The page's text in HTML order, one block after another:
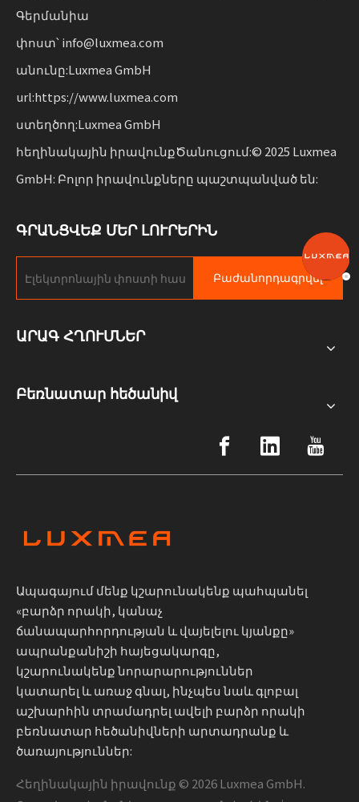
Գերմանիա
փոստ՝ info@luxmea.com
անունը:Luxmea GmbH
url:https://www.luxmea.com
ստեղծող:Luxmea GmbH
հեղինակային իրավունքԾանուցում:© 2025 Luxmea
GmbH: Բոլոր իրավունքները պաշտպանված են:
ԳՐԱՆՑՎԵՔ ՄԵՐ ԼՈՒՐԵՐԻՆ
Բաժանորդագրվել
ԱՐԱԳ ՀՂՈՒՄՆԵՐ
Բեռնատար հեծանիվ
Ապագայում մենք կշարունակենք պահպանել
«բարձր որակի, կանաչ
ճանապարհորդության և վայելելու կյանքը»
ապրանքանիշի հայեցակարգը,
կշարունակենք նորարարություններ
կատարել և առաջ գնալ, ինչպես նաև գլոբալ
աշխարհին տրամադրել ավելի բարձր որակի
բեռնատար հեծանիվների արտադրանք և
ծառայություններ:
Հեղինակային իրավունք © 2026Luxmea GmbH.